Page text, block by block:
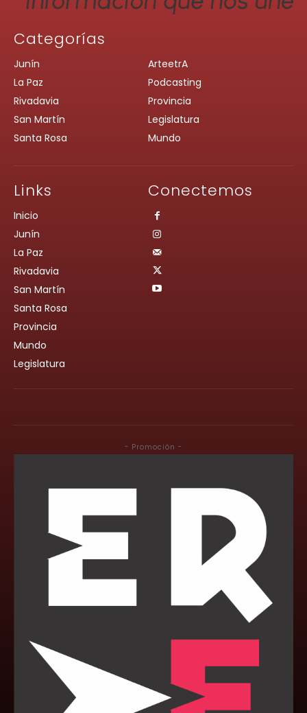
Categorías
Junín
La Paz
Rivadavia
San Martín
Santa Rosa
ArteetrA
Podcasting
Provincia
Legislatura
Mundo
Links
Inicio
Junín
La Paz
Rivadavia
San Martín
Santa Rosa
Provincia
Mundo
Legislatura
Conectemos
- Promoción -